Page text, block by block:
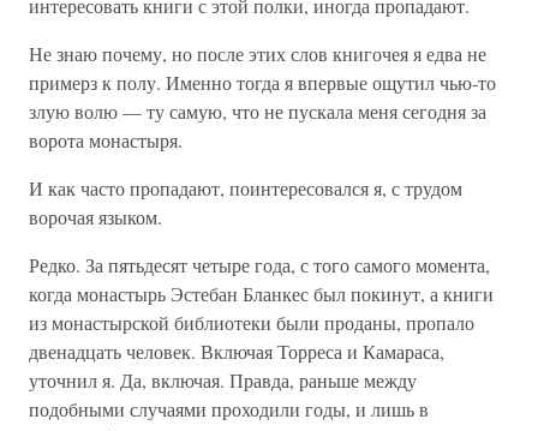
интересовать книги с этой полки, иногда пропадают.
Не знаю почему, но после этих слов книгочея я едва не
примерз к полу. Именно тогда я впервые ощутил чью-то
злую волю — ту самую, что не пускала меня сегодня за
ворота монастыря.
И как часто пропадают, поинтересовался я, с трудом
ворочая языком.
Редко. За пятьдесят четыре года, с того самого момента,
когда монастырь Эстебан Бланкес был покинут, а книги
из монастырской библиотеки были проданы, пропало
двенадцать человек. Включая Торреса и Камараса,
уточнил я. Да, включая. Правда, раньше между
подобными случаями проходили годы, и лишь в